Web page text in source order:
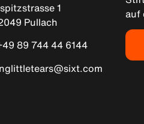
1
Pullach
89 744 44 6144
auf